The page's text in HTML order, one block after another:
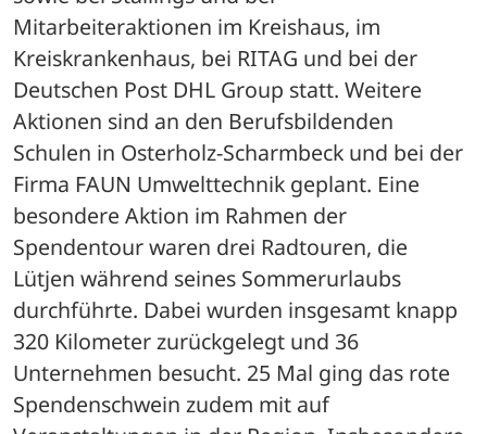
Mitarbeiteraktionen im Kreishaus, im
Kreiskrankenhaus, bei RITAG und bei der
Deutschen Post DHL Group statt. Weitere
Aktionen sind an den Berufsbildenden
Schulen in Osterholz-Scharmbeck und bei der
Firma FAUN Umwelttechnik geplant. Eine
besondere Aktion im Rahmen der
Spendentour waren drei Radtouren, die
Lütjen während seines Sommerurlaubs
durchführte. Dabei wurden insgesamt knapp
320 Kilometer zurückgelegt und 36
Unternehmen besucht. 25 Mal ging das rote
Spendenschwein zudem mit auf